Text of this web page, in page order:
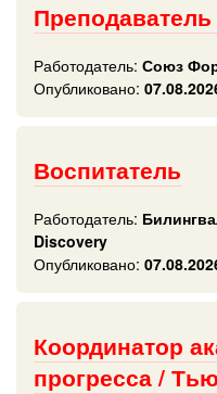
Работодатель: Союз
Опубликовано:
Воспитатель
Работодатель:
Discovery
Опубликовано:
Координатор
прогресса /